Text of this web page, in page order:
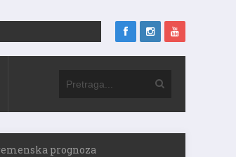
prognoza